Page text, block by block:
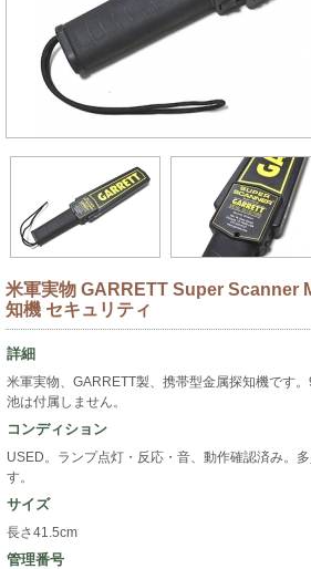
米軍実物 GARRETT Super Scanner
知機 セキュリティ
詳細
米軍実物、GARRETT製、携帯型金属探知機です
池は付属しません。
コンディション
USED。ランプ点灯・反応・音、動作確認済み。
す。
サイズ
長さ41.5cm
管理番号